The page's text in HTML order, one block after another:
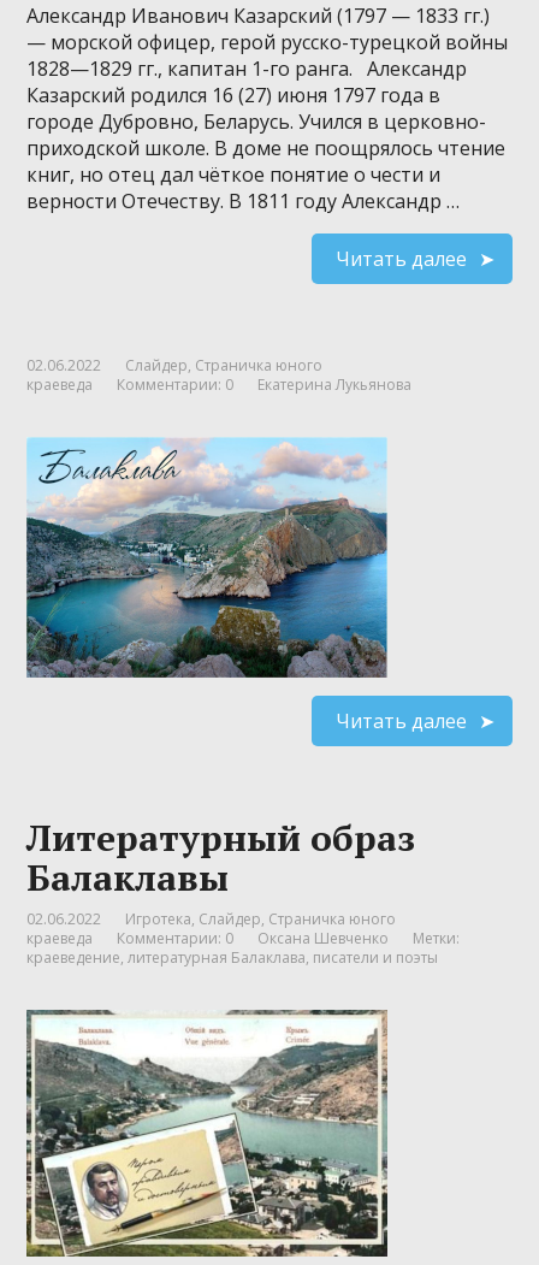
Александр Иванович Казарский (1797 — 1833 гг.)
— морской офицер, герой русско-турецкой войны
1828—1829 гг., капитан 1-го ранга. Александр
Казарский родился 16 (27) июня 1797 года в
городе Дубровно, Беларусь. Учился в церковно-
приходской школе. В доме не поощрялось чтение
книг, но отец дал чёткое понятие о чести и
верности Отечеству. В 1811 году Александр …
Читать далее
02.06.2022 Слайдер, Страничка юного
краеведа
Комментарии: 0 Екатерина Лукьянова
Читать далее
Литературный образ
Балаклавы
02.06.2022 Игротека, Слайдер, Страничка юного
краеведа
Комментарии: 0 Оксана Шевченко
Метки:
краеведение,литературная Балаклава, писатели и поэты